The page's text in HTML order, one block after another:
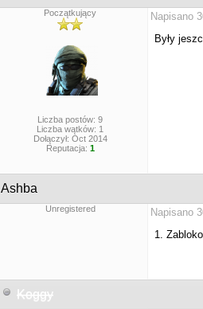
Początkujący
Liczba postów: 9
Liczba wątków: 1
Dołączył: Oct 2014
Reputacja: 1
Napisano
Były
Ashba
Unregistered
Napisano
1.
Koggy